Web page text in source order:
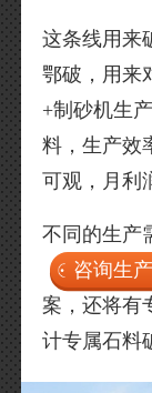
这条线用来
鄂破，用来
+制砂机生
料，生产效
可观，月利
不同的生产
咨询生
案，还将有
计专属石料